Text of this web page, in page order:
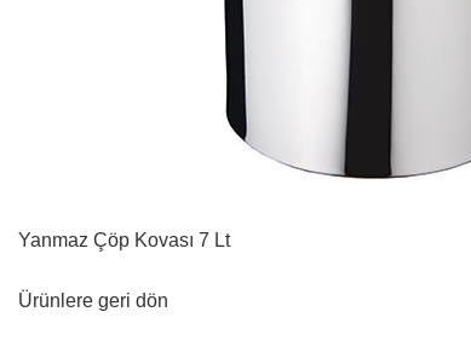
Yanmaz Çöp Kovası 7 Lt
Ürünlere geri dön